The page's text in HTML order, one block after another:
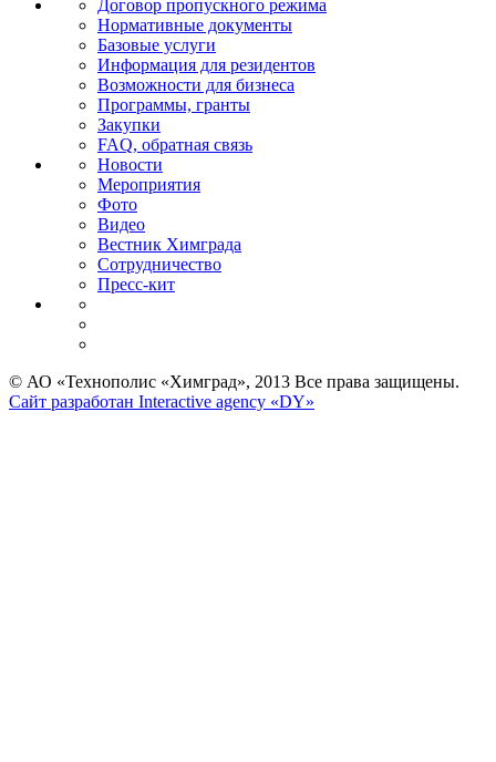
Договор пропускного режима
Нормативные документы
Базовые услуги
Информация для резидентов
Возможности для бизнеса
Программы, гранты
Закупки
FAQ, обратная связь
Новости
Мероприятия
Фото
Видео
Вестник Химграда
Сотрудничество
Пресс-кит
© АО «Технополис «Химград», 2013 Все права защищены.
Сайт разработан Interactive agency «DY»